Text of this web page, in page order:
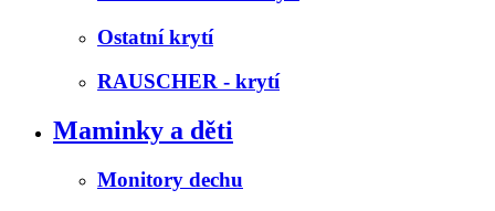
Ostatní krytí
RAUSCHER - krytí
Maminky a děti
Monitory dechu